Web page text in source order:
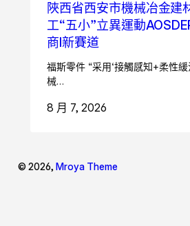
陜西省西安市機械冶金建
工“五小”立異運動
商I新賽道
福斯零件 “采用‘接觸感知+柔性
械…
8 月 7, 2026
© 2026, Mroya Theme